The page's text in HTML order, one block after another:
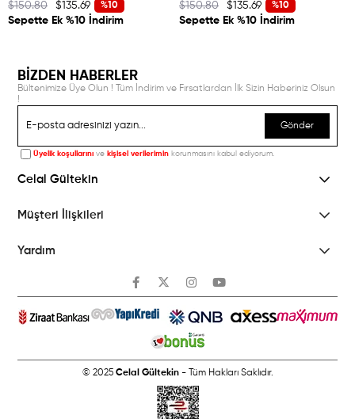
%10
$135.69
$150.80
Sepette Ek %10 İndirim
%10
$135.69
$150.80
Sepette Ek %10 İndirim
BİZDEN HABERLER
Bültenimize Üye Olun ! Tüm İndirim ve Fırsatlardan İlk Sizin Haberiniz Olsun
!
Gönder
Üyelik koşullarını ve kişisel verilerimin korunmasını kabul ediyorum.
Celal Gültekin
Müşteri İlişkileri
Yardım
© 2025Celal Gültekin- Tüm Hakları Saklıdır.